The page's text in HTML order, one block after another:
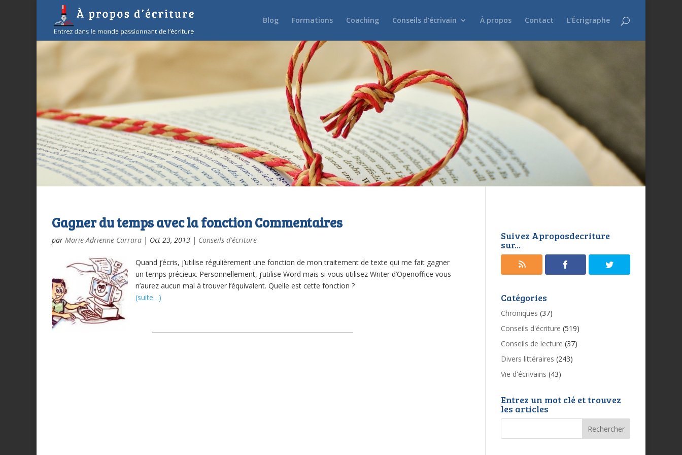
Blog Formations Coaching Conseils d’écrivain À propos Contact L’Écrigraphe
Gagner du temps avec la fonction Commentaires
par Marie-Adrienne Carrara | Oct 23, 2013 | Conseils d'écriture
Quand j’écris, j’utilise régulièrement une fonction de mon traitement de texte qui me fait gagner
un temps précieux. Personnellement, j’utilise Word mais si vous utilisez Writer d’Openoffice vous
n’aurez aucun mal à trouver l’équivalent. Quelle est cette fonction ?
(suite…)
Suivez Aproposdecriture
sur...
Catégories
Chroniques (37)
Conseils d'écriture (519)
Conseils de lecture (37)
Divers littéraires (243)
Vie d'écrivains (43)
Entrez un mot clé et trouvez
les articles